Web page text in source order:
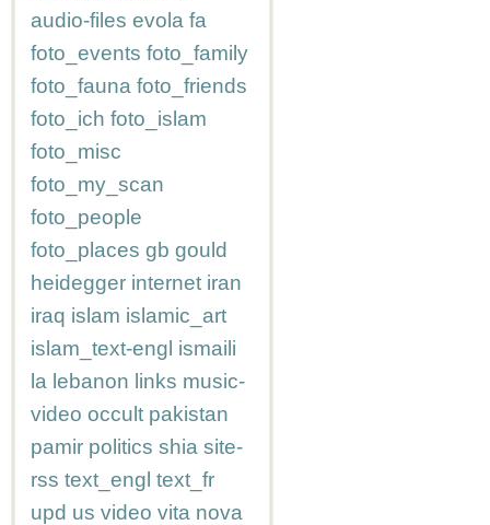
audio-files evola fa
foto_events foto_family
foto_fauna foto_friends
foto_ich foto_islam
foto_misc
foto_my_scan
foto_people
foto_places gb gould
heidegger internet iran
iraq islam islamic_art
islam_text-engl ismaili
la lebanon links music-
video occult pakistan
pamir politics shia site-
rss text_engl text_fr
upd us video vita nova